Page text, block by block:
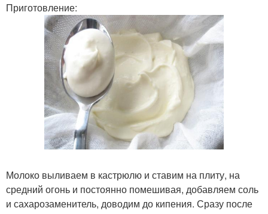
Приготовление:
Молоко выливаем в кастрюлю и ставим на плиту, на
средний огонь и постоянно помешивая, добавляем соль
и сахарозаменитель, доводим до кипения. Сразу после